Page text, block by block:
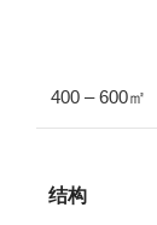
400 – 600㎡
结构